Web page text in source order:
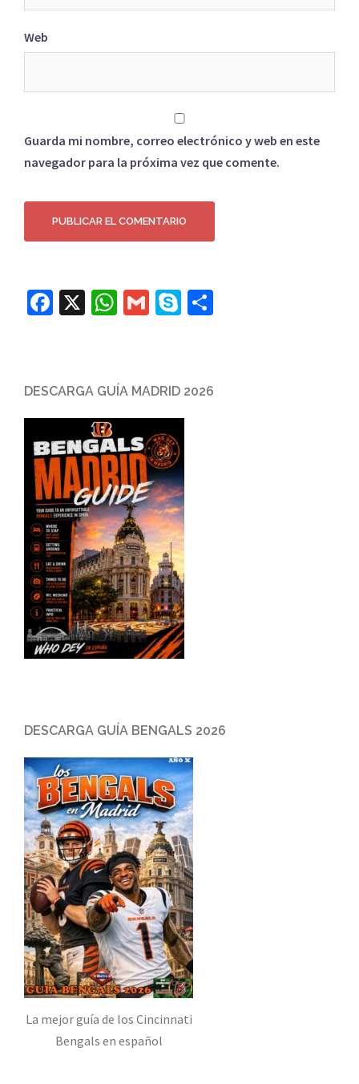
Web
Guarda mi nombre, correo electrónico y web en este
navegador para la próxima vez que comente.
Facebook
X WhatsApp
Gmail
Skype
DESCARGA GUÍA MADRID 2026
DESCARGA GUÍA BENGALS 2026
La mejor guía de los Cincinnati
Bengals en español